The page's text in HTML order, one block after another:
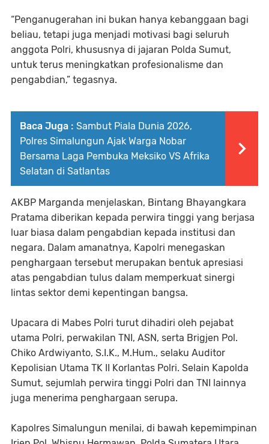
“Penganugerahan ini bukan hanya kebanggaan bagi
beliau, tetapi juga menjadi motivasi bagi seluruh
anggota Polri, khususnya di jajaran Polda Sumut,
untuk terus meningkatkan profesionalisme dan
pengabdian,” tegasnya.
Baca Juga : Sambut Piala Dunia 2026,
Polres Simalungun Ajak Warga Nobar
Bersama Laga Pembuka Meksiko VS Afrika
Selatan di Satlantas
AKBP Marganda menjelaskan, Bintang Bhayangkara
Pratama diberikan kepada perwira tinggi yang berjasa
luar biasa dalam pengabdian kepada institusi dan
negara. Dalam amanatnya, Kapolri menegaskan
penghargaan tersebut merupakan bentuk apresiasi
atas pengabdian tulus dalam memperkuat sinergi
lintas sektor demi kepentingan bangsa.
Upacara di Mabes Polri turut dihadiri oleh pejabat
utama Polri, perwakilan TNI, ASN, serta Brigjen Pol.
Chiko Ardwiyanto, S.I.K., M.Hum., selaku Auditor
Kepolisian Utama TK II Korlantas Polri. Selain Kapolda
Sumut, sejumlah perwira tinggi Polri dan TNI lainnya
juga menerima penghargaan serupa.
Kapolres Simalungun menilai, di bawah kepemimpinan